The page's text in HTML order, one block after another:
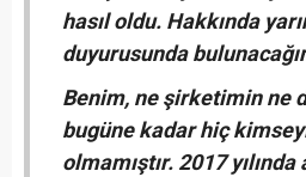
hasıl oldu. Hakkında
duyurusunda
Benim, ne şirketimin ne
bugüne kadar hiç
olmamıştır. 2017 yılında